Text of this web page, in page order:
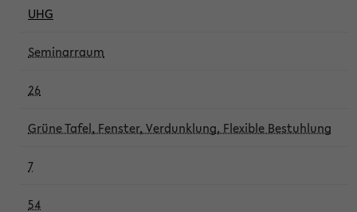
UHG
Seminarraum
26
Grüne Tafel, Fenster, Verdunklung, Flexible Bestuhlung
7
54